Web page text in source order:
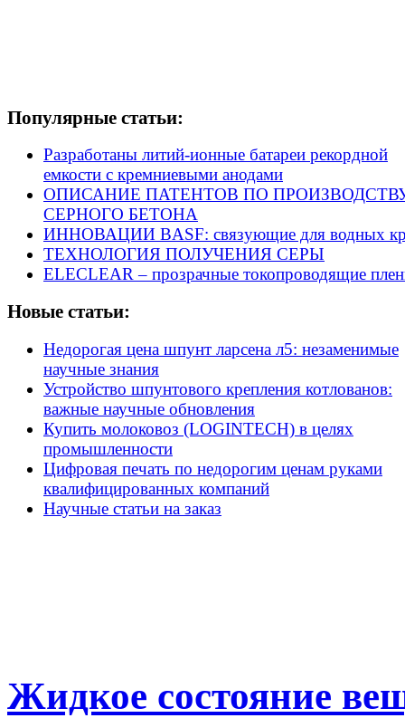
Популярные статьи:
Разработаны литий-ионные батареи рекордной
емкости с кремниевыми анодами
ОПИСАНИЕ ПАТЕНТОВ ПО
СЕРНОГО БЕТОНА
ИННОВАЦИИ BASF: связующие для водных
ТЕХНОЛОГИЯ ПОЛУЧЕНИЯ СЕРЫ
ELECLEAR – прозрачные токопроводящие
Новые статьи:
Недорогая цена шпунт ларсена л5: незаменимые
научные знания
Устройство шпунтового крепления котлованов:
важные научные обновления
Купить молоковоз (LOGINTECH) в целях
промышленности
Цифровая печать по недорогим ценам руками
квалифицированных компаний
Научные статьи на заказ
Жидкое состояние